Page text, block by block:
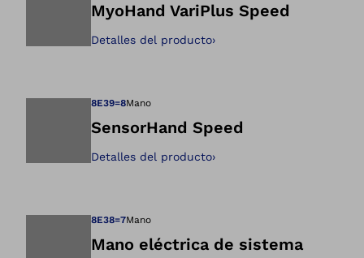
MyoHand VariPlus Speed
Detalles del producto›
8E39=8Mano
SensorHand Speed
Detalles del producto›
8E38=7Mano
Mano eléctrica de sistema